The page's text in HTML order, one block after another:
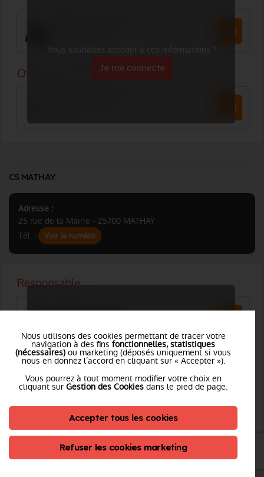
Vous souhaitez accéder à ces informations ?
Je me connecte
CS MATHAY
Adresse :
25 rue de la Mairie - 25700 MATHAY
Tél. :
Voir le numéro
Vous souhaitez accéder à ces informations ?
Je me connecte
Nous utilisons des cookies permettant de tracer votre
navigation à des fins fonctionnelles, statistiques
(nécessaires) ou marketing (déposés uniquement si vous
nous en donnez l’accord en cliquant sur « Accepter »).
Vous pourrez à tout moment modifier votre choix en
cliquant sur Gestion des Cookies dans le pied de page.
Accepter tous les cookies
Refuser les cookies marketing